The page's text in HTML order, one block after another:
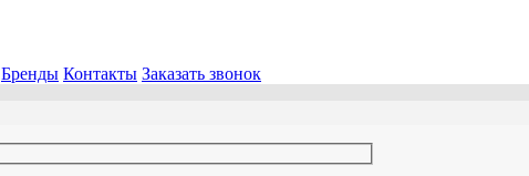
Бренды Контакты Заказать звонок